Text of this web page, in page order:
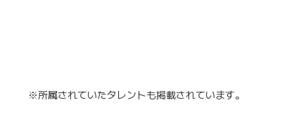
※所属されていたタレントも掲載されています。